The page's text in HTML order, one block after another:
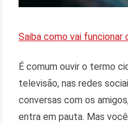
Saiba como vai
É comum ouvir o termo
televisão, nas redes
conversas com os
entra em pauta. Mas